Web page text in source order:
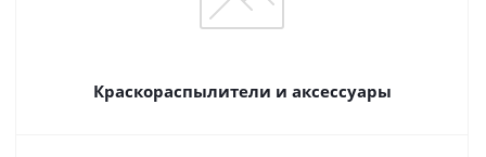
Краскораспылители и аксессуары